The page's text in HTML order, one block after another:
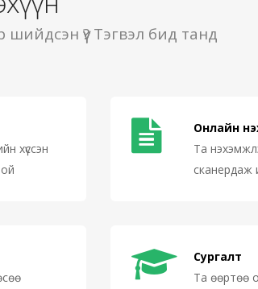
үү? Тэгвэл бид танд
хүссэн
Онлайн
Та
сканердаж
Сургалт
Та өөртөө